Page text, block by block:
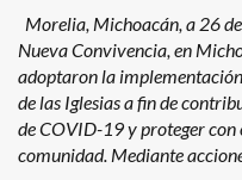
Morelia, Michoacán, a 26
Nueva Convivencia, en
adoptaron la
de las Iglesias a fin de
de COVID-19 y proteger con
comunidad. Mediante